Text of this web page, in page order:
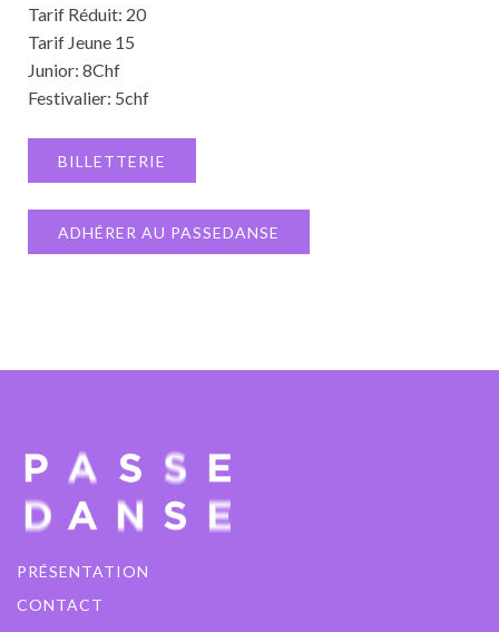
Tarif Réduit: 20
Tarif Jeune 15
Junior: 8Chf
Festivalier: 5chf
BILLETTERIE
ADHÉRER AU PASSEDANSE
PRÉSENTATION
CONTACT